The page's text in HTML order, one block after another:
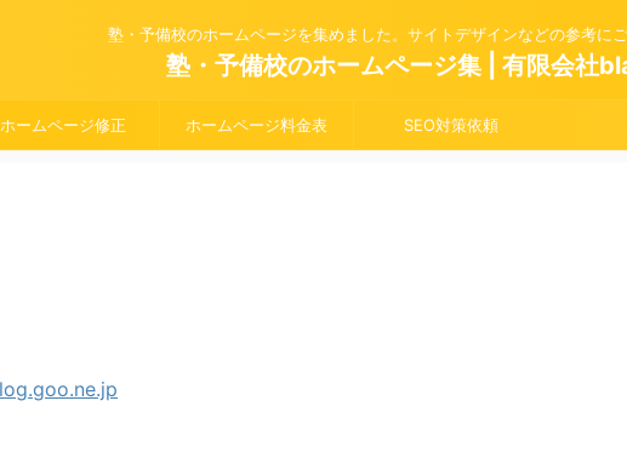
塾・予備校のホームページを集めました。サイトデザインなどの参考にご
塾・予備校のホームページ集 | 有限会社
ホームページ修正 ホームページ料金表 SEO対策依頼